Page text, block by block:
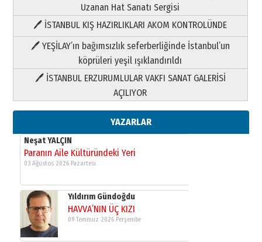
Uzanan Hat Sanatı Sergisi
🖊 İSTANBUL KIŞ HAZIRLIKLARI AKOM KONTROLÜNDE
🖊 YEŞİLAY’ın bağımsızlık seferberliğinde İstanbul’un
köprüleri yeşil ışıklandırıldı
🖊 İSTANBUL ERZURUMLULAR VAKFI SANAT GALERİSİ
AÇILIYOR
YAZARLAR
Yıldırım Gündoğdu
HAVVA’NIN ÜÇ KIZI
09 Temmuz 2026 Perşembe
Yusuf POLAT
Şampiyonluk Sebahattin Şirin’e
11 Mayıs 2026 Pazartesi
Neşat YALÇIN
Paranın Aile Kültüründeki Yeri
03 Ağustos 2026 Pazartesi
Yıldırım Gündoğdu
HAVVA’NIN ÜÇ KIZI
09 Temmuz 2026 Perşembe